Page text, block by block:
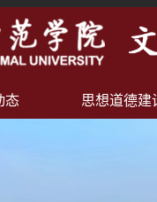
态 思想道德建